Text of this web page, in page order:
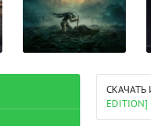
СКАЧАТЬ